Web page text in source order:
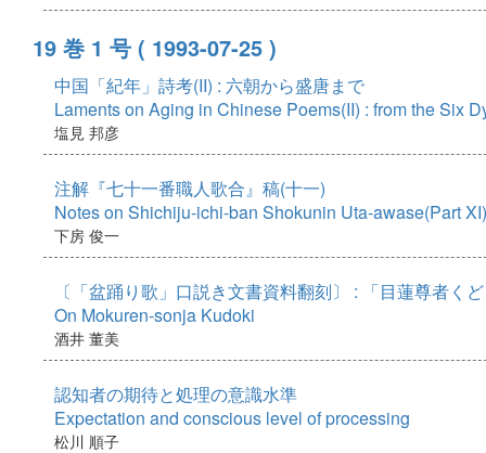
19 巻 1 号 ( 1993-07-25 )
中国「紀年」詩考(II) : 六朝から盛唐まで
Laments on Aging in Chinese Poems(II) : from the Six
塩見 邦彦
注解『七十一番職人歌合』稿(十一)
Notes on Shichiju-ichi-ban Shokunin Uta-awase(Part XI)
下房 俊一
〔「盆踊り歌」口説き文書資料翻刻〕 : 「目蓮尊者く
On Mokuren-sonja Kudoki
酒井 董美
認知者の期待と処理の意識水準
Expectation and conscious level of processing
松川 順子